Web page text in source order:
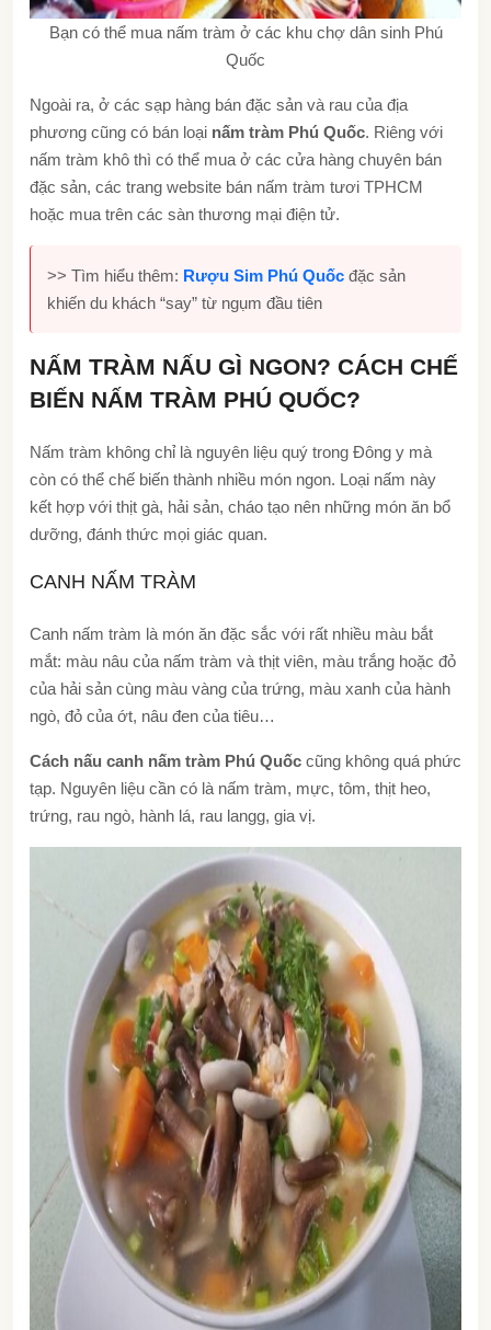
Bạn có thể mua nấm tràm ở các khu chợ dân sinh Phú
Quốc
Ngoài ra, ở các sạp hàng bán đặc sản và rau của địa
phương cũng có bán loại nấm tràm Phú Quốc. Riêng với
nấm tràm khô thì có thể mua ở các cửa hàng chuyên bán
đặc sản, các trang website bán nấm tràm tươi TPHCM
hoặc mua trên các sàn thương mại điện tử.
>> Tìm hiểu thêm: Rượu Sim Phú Quốc đặc sản
khiến du khách “say” từ ngụm đầu tiên
NẤM TRÀM NẤU GÌ NGON? CÁCH CHẾ
BIẾN NẤM TRÀM PHÚ QUỐC?
Nấm tràm không chỉ là nguyên liệu quý trong Đông y mà
còn có thể chế biến thành nhiều món ngon. Loại nấm này
kết hợp với thịt gà, hải sản, cháo tạo nên những món ăn bổ
dưỡng, đánh thức mọi giác quan.
CANH NẤM TRÀM
Canh nấm tràm là món ăn đặc sắc với rất nhiều màu bắt
mắt: màu nâu của nấm tràm và thịt viên, màu trắng hoặc đỏ
của hải sản cùng màu vàng của trứng, màu xanh của hành
ngò, đỏ của ớt, nâu đen của tiêu…
Cách nấu canh nấm tràm Phú Quốc cũng không quá phức
tạp. Nguyên liệu cần có là nấm tràm, mực, tôm, thịt heo,
trứng, rau ngò, hành lá, rau langg, gia vị.